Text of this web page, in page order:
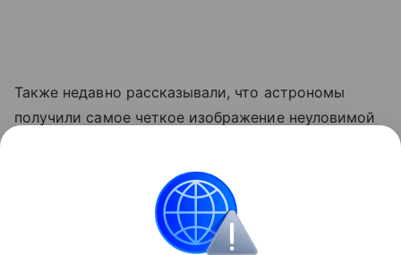
Также недавно рассказывали, что астрономы
получили самое четкое изображение неуловимой
NASA